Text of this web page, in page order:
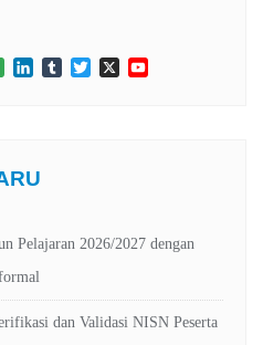
GoogleLinkedInTumblrTwitter
X
Pelajaran 2026/2027 dengan
dan Validasi NISN Peserta